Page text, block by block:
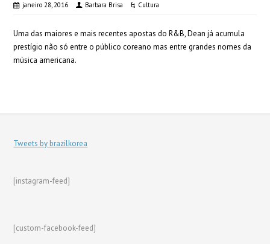
janeiro 28, 2016 Barbara Brisa Cultura
Uma das maiores e mais recentes apostas do R&B, Dean já acumula
prestígio não só entre o público coreano mas entre grandes nomes da
música americana.
Tweets by brazilkorea
[instagram-feed]
[custom-facebook-feed]